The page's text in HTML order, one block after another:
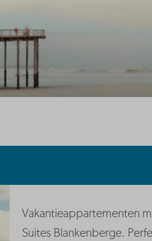
Vakantieappartementen
Suites Blankenberge.